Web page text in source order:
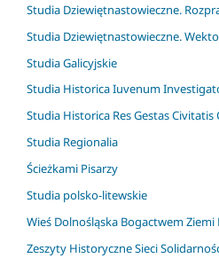
Studia Dziewiętnastowieczne.
Studia Dziewiętnastowieczne.
Studia Galicyjskie
Studia Historica Iuvenum
Studia Historica Res Gestas
Studia Regionalia
Ścieżkami Pisarzy
Studia polsko-litewskie
Wieś Dolnośląska Bogactwem Ziemi
Zeszyty Historyczne Sieci